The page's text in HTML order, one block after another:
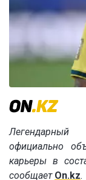
официально
карьеры в
сообщает On.kz.